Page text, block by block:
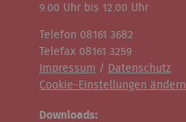
9.00 Uhr bis 12.00 Uhr
Telefon 08161 3682
Telefax 08161 3259
Impressum / Datenschutz
Cookie-Einstellungen ändern
Downloads: